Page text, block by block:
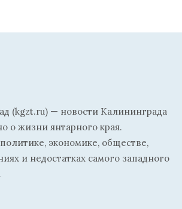
(kgzt.ru) — новости Калининграда
о жизни янтарного края.
экономике, обществе,
и недостатках самого западного